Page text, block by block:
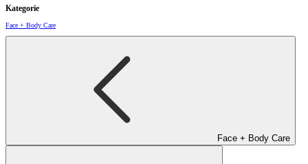
Kategorie
Face + Body Care
Face + Body Care